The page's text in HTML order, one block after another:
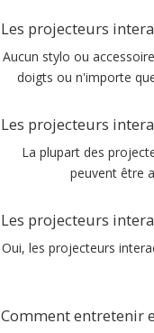
Les projecteurs
Aucun stylo ou
doigts ou n'importe
Les projecteurs
La plupart des
peuvent être
Les projecteurs
Oui, les projecteurs
Comment entretenir